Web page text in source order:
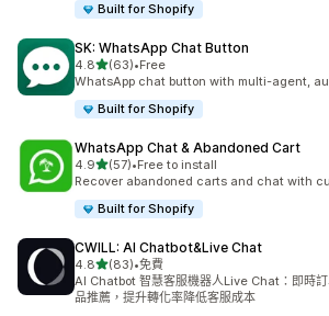
Built for Shopify
SK: WhatsApp Chat Button
4.8滿分 5 顆星
(63)
共有 63 則評價
•Free
WhatsApp chat button with multi-agent,
Built for Shopify
WhatsApp Chat & Abandoned Cart
4.9滿分 5 顆星
(57)
共有 57 則評價
•Free to install
Recover abandoned carts and chat with
Built for Shopify
CWILL: AI Chatbot&Live Chat
4.8滿分 5 顆星
(83)
共有 83 則評價
•免費
AI Chatbot 智慧客服機器人Live Chat：即時
品推薦，提升轉化率降低客服成本